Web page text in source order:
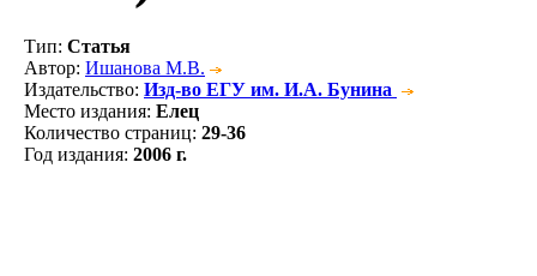
Тип: Статья
Автор: Ишанова М.В.
Издательство: Изд-во ЕГУ им. И.А. Бунина
Место издания: Елец
Количество страниц: 29-36
Год издания: 2006 г.